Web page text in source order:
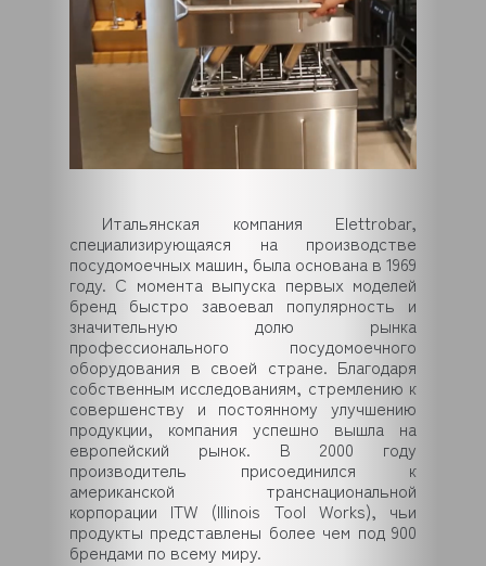
Итальянская компания Elettrobar,
специализирующаяся на производстве
посудомоечных машин, была основана в 1969
году. С момента выпуска первых моделей
бренд быстро завоевал популярность и
значительную долю рынка
профессионального посудомоечного
оборудования в своей стране. Благодаря
собственным исследованиям, стремлению к
совершенству и постоянному улучшению
продукции, компания успешно вышла на
европейский рынок. В 2000 году
производитель присоединился к
американской транснациональной
корпорации ITW (Illinois Tool Works), чьи
продукты представлены более чем под 900
брендами по всему миру.